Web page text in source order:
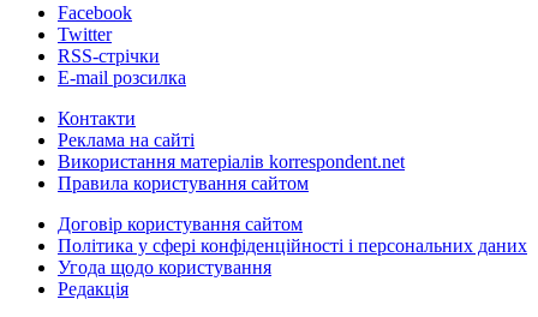
Facebook
Twitter
RSS-стрічки
E-mail розсилка
Контакти
Реклама на сайті
Використання матеріалів korrespondent.net
Правила користування сайтом
Договір користування сайтом
Політика у сфері конфіденційності і персональних даних
Угода щодо користування
Редакція